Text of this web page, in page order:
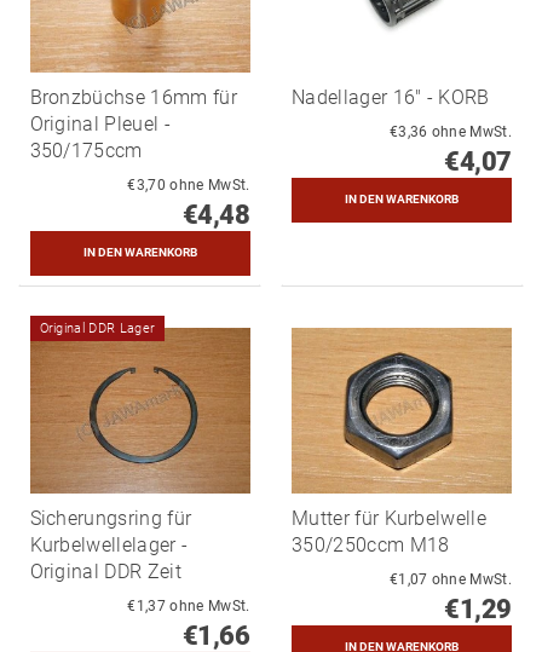
Bronzbüchse 16mm für
Original Pleuel -
350/175ccm
€3,70 ohne MwSt.
€4,48
Nadellager 16" - KORB
€3,36 ohne MwSt.
€4,07
Original DDR Lager
Sicherungsring für
Kurbelwellelager -
Original DDR Zeit
€1,37 ohne MwSt.
€1,66
Mutter für Kurbelwelle
350/250ccm M18
€1,07 ohne MwSt.
€1,29